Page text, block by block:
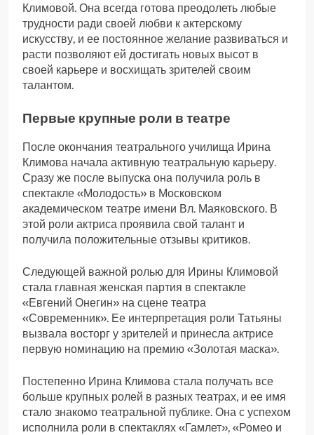
Климовой. Она всегда готова преодолеть любые
трудности ради своей любви к актерскому
искусству, и ее постоянное желание развиваться и
расти позволяют ей достигать новых высот в
своей карьере и восхищать зрителей своим
талантом.
Первые крупные роли в театре
После окончания театрального училища Ирина
Климова начала активную театральную карьеру.
Сразу же после выпуска она получила роль в
спектакле «Молодость» в Московском
академическом театре имени Вл. Маяковского. В
этой роли актриса проявила свой талант и
получила положительные отзывы критиков.
Следующей важной ролью для Ирины Климовой
стала главная женская партия в спектакле
«Евгений Онегин» на сцене театра
«Современник». Ее интерпретация роли Татьяны
вызвала восторг у зрителей и принесла актрисе
первую номинацию на премию «Золотая маска».
Постепенно Ирина Климова стала получать все
больше крупных ролей в разных театрах, и ее имя
стало знакомо театральной публике. Она с успехом
исполнила роли в спектаклях «Гамлет», «Ромео и